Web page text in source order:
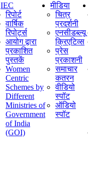
IEC
रिपोर्ट
वार्षिक
रिपोर्ट्स
आयोग द्वारा
प्रकाशित
पुस्तकें
Women
Centric
Schemes by
Different
Ministries of
Government
of India
(GOI)
मीडिया
चित्र
प्रदर्शनी
एनसीडब्ल्यू
क्रिएटिव्स
प्रेस
प्रकाशनी
समाचार
कतरन
वीडियो
स्पॉट
ऑडियो
स्पॉट